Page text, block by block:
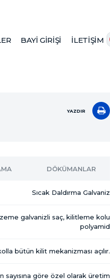
BAYİ GİRİŞİ İLETİŞİM
YAZDIR
DÖKÜMANLAR
Sıcak Daldırma Galvaniz
galvanizli saç, kilitleme kolu
polyamid
bütün kilit mekanizması açılır.
sayısına göre özel olarak üretim